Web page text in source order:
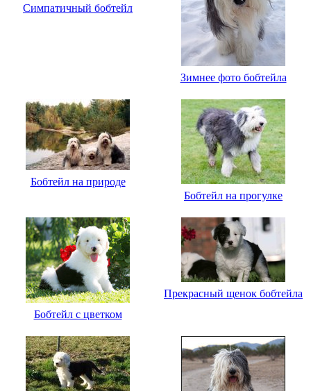
Симпатичный бобтейл
Зимнее фото бобтейла
Бобтейл на природе
Бобтейл на прогулке
Бобтейл с цветком
Прекрасный щенок бобтейла